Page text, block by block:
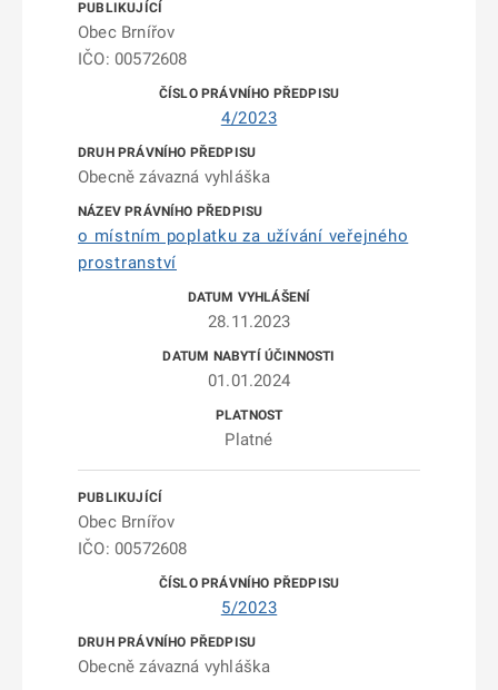
Obec Brnířov
IČO: 00572608
4/2023
Obecně závazná vyhláška
o místním poplatku za užívání veřejného
prostranství
28.11.2023
01.01.2024
Platné
Obec Brnířov
IČO: 00572608
5/2023
Obecně závazná vyhláška